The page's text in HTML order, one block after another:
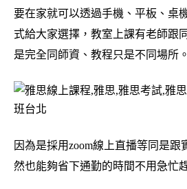
要在家就可以透過手機、平板、桌
式給大家選擇，教室上課有老師跟
是完全同師資、教程只是不同場所。
因為是採用zoom線上直播等同是跟
然也能夠省下通勤的時間不用急忙